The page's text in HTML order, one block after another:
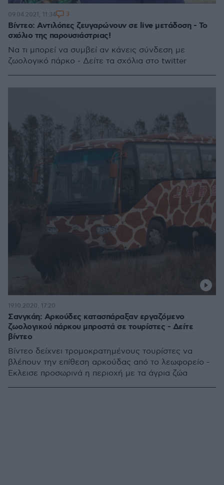
Βίντεο: Αντιλόπες ζευγαρώνουν σε live μετάδοση - Το
σχόλιο της παρουσιάστριας!
Να τι μπορεί να συμβεί αν κάνεις σύνδεση με
ζωολογικό πάρκο - Δείτε τα σχόλια στο twitter
09.04.2021, 11:34 3
Σανγκάη: Αρκούδες κατασπάραξαν εργαζόμενο
ζωολογικού πάρκου μπροστά σε τουρίστες - Δείτε
βίντεο
Βίντεο δείχνει τρομοκρατημένους τουρίστες να
βλέπουν την επίθεση αρκούδας από το λεωφορείο -
Έκλεισε προσωρινά η περιοχή με τα άγρια ζώα
19.10.2020, 17:20